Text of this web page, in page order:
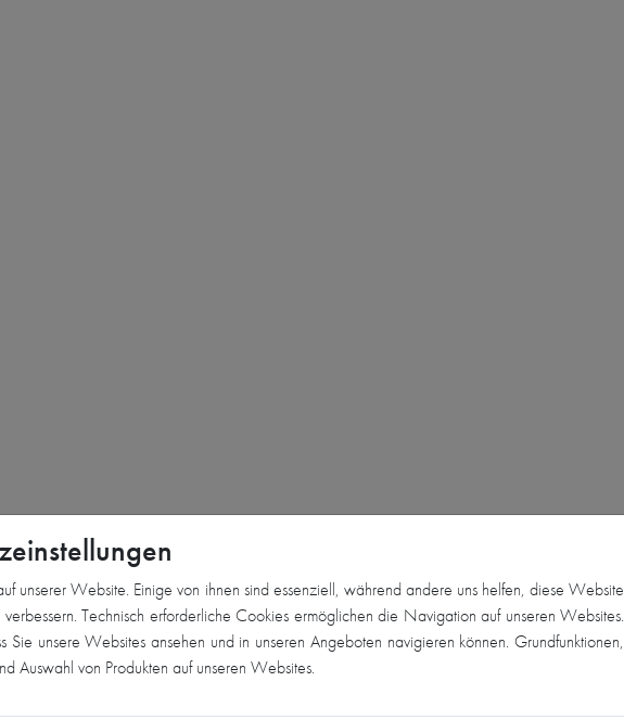
unserer Website. Einige von ihnen sind essenziell, während andere uns helfen, diese Website
verbessern. Technisch erforderliche Cookies ermöglichen die Navigation auf unseren Websites.
Sie unsere Websites ansehen und in unseren Angeboten navigieren können. Grundfunktionen,
Auswahl von Produkten auf unseren Websites.